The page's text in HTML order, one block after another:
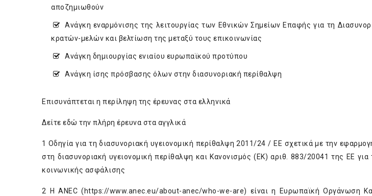
αποζημιωθούν
Ανάγκη εναρμόνισης της λειτουργίας των Εθνικών Σημείων Επαφής για τη
κρατών-μελών και βελτίωση της μεταξύ τους επικοινωνίας
Ανάγκη δημιουργίας ενιαίου ευρωπαϊκού προτύπου
Ανάγκη ίσης πρόσβασης όλων στην διασυνοριακή περίθαλψη
Επισυνάπτεται η περίληψη της έρευνας στα ελληνικά
Δείτε εδώ την πλήρη έρευνα στα αγγλικά
1 Οδηγία για τη διασυνοριακή υγειονομική περίθαλψη 2011/24 / ΕΕ σχετικά με την
στη διασυνοριακή υγειονομική περίθαλψη και Κανονισμός (ΕΚ) αριθ. 883/20041 της ΕΕ
κοινωνικής ασφάλισης
2 Η ΑΝΕC ( https://www.anec.eu/about-anec/who-we-are) είναι η Ευρωπαϊκή Οργάνωση